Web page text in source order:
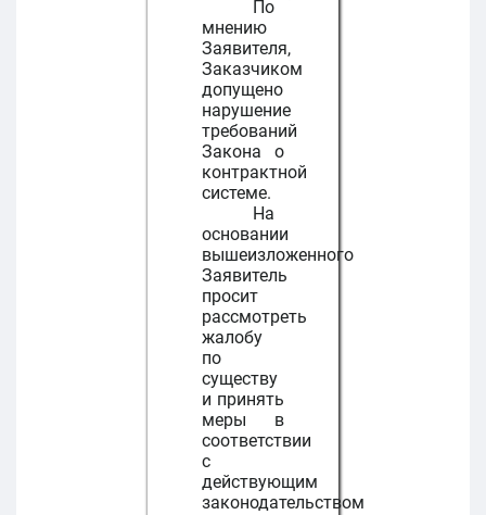
По
мнению
Заявителя,
Заказчиком
допущено
нарушение
требований
Закона о
контрактной
системе.
На
основании
вышеизложенного
Заявитель
просит
рассмотреть
жалобу
по
существу
и принять
меры в
соответствии
с
действующим
законодательством